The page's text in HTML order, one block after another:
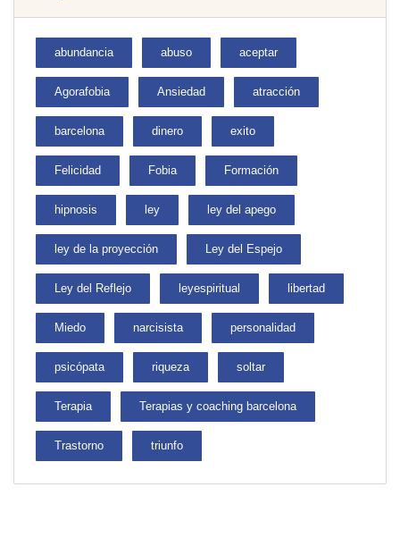
abundancia abuso aceptar
Agorafobia Ansiedad atracción
barcelona dinero exito
Felicidad Fobia Formación
hipnosis ley ley del apego
ley de la proyección Ley del Espejo
Ley del Reflejo leyespiritual libertad
Miedo narcisista personalidad
psicópata riqueza soltar
Terapia Terapias y coaching barcelona
Trastorno triunfo